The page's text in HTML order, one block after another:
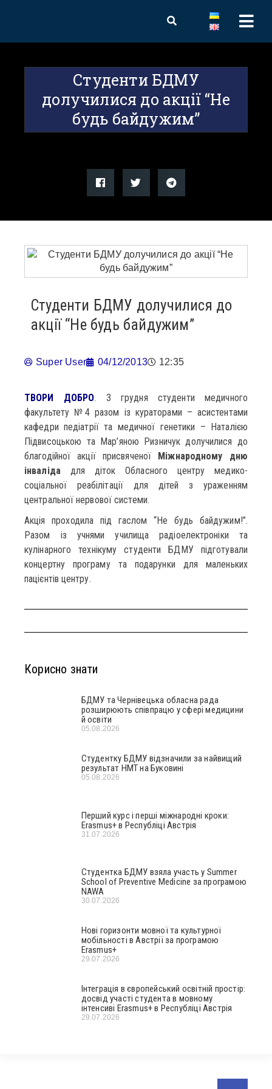
Студенти БДМУ
долучилися до акції “Не
будь байдужим”
Студенти БДМУ долучилися до
акції “Не будь байдужим”
Super User 04/12/2013 12:35
ТВОРИ ДОБРО. 3 грудня студенти медичного
факультету №4 разом із кураторами – асистентами
кафедри педіатрії та медичної генетики – Наталією
Підвисоцькою та Мар’яною Ризничук долучилися до
благодійної акції присвяченої Міжнародному дню
інвалідадля діток Обласного центру медико-
соціальної реабілітації для дітей з ураженням
центральної нервової системи.
Акція проходила під гаслом “Не будь байдужим!”.
Разом із учнями училища радіоелектроніки та
кулінарного технікуму студенти БДМУ підготували
концертну програму та подарунки для маленьких
пацієнтів центру.
Корисно знати
БДМУ та Чернівецька обласна рада
розширюють співпрацю у сфері медицини
й освіти
05.08.2026
Студентку БДМУ відзначили за найвищий
результат НМТ на Буковині
05.08.2026
Перший курс і перші міжнародні кроки:
Erasmus+ в Республіці Австрія
31.07.2026
Студентка БДМУ взяла участь у Summer
School of Preventive Medicine за програмою
NAWA
30.07.2026
Нові горизонти мовної та культурної
мобільності в Австрії за програмою
Erasmus+
29.07.2026
Інтеграція в європейський освітній простір:
досвід участі студента в мовному
інтенсиві Erasmus+ в Республіці Австрія
29.07.2026